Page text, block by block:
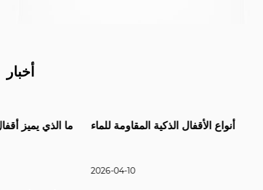
أخبار
أنواع الأقفال الذكية المقاومة للماء